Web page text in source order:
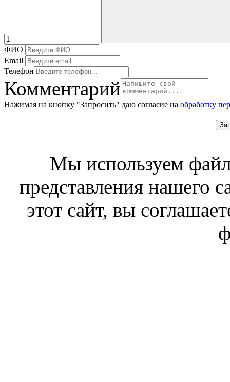
ФИО
Email
Телефон
Комментарий
Нажимая на кнопку "Запросить" даю согласие на обработку
Мы используем
представления нашего
этот сайт, вы